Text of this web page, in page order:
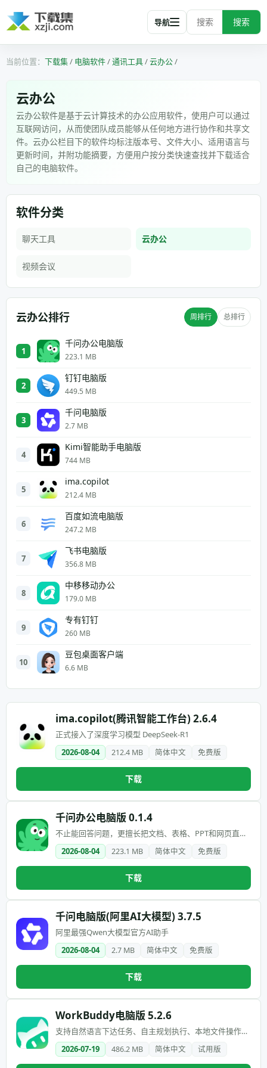
搜索
导航
下载集/ 电脑软件/通讯工具/云办公/
云办公
云办公软件是基于云计算技术的办公应用软件，使用户可以通过
互联网访问，从而使团队成员能够从任何地方进行协作和共享文
件。云办公栏目下的软件均标注版本号、文件大小、适用语言与
更新时间，并附功能摘要，方便用户按分类快速查找并下载适合
自己的电脑软件。
软件分类
聊天工具 云办公
视频会议
云办公排行 周排行 总排行
1
千问办公电脑版
223.1 MB
2
钉钉电脑版
449.5 MB
3
千问电脑版
2.7 MB
4
Kimi智能助手电脑版
744 MB
5
ima.copilot
212.4 MB
6
百度如流电脑版
247.2 MB
7
飞书电脑版
356.8 MB
8
中移移动办公
179.0 MB
9
专有钉钉
260 MB
10
豆包桌面客户端
6.6 MB
ima.copilot(腾讯智能工作台) 2.6.4
正式接入了深度学习模型 DeepSeek-R1
2026-08-04
212.4 MB 简体中文 免费版
下载
千问办公电脑版 0.1.4
不止能回答问题，更擅长把文档、表格、PPT和网页直接
做成交付成果
2026-08-04 223.1 MB 简体中文 免费版
下载
千问电脑版(阿里AI大模型) 3.7.5
阿里最强Qwen大模型官方AI助手
2026-08-04
2.7 MB 简体中文 免费版
下载
WorkBuddy电脑版 5.2.6
支持自然语言下达任务、自主规划执行、本地文件操作、
多任务并行，以及生成文档、表格和PPT等成果
2026-07-19 486.2 MB 简体中文 试用版